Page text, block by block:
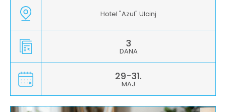
Hotel "Azul" Ulcinj
3
DANA
29-31.
MAJ